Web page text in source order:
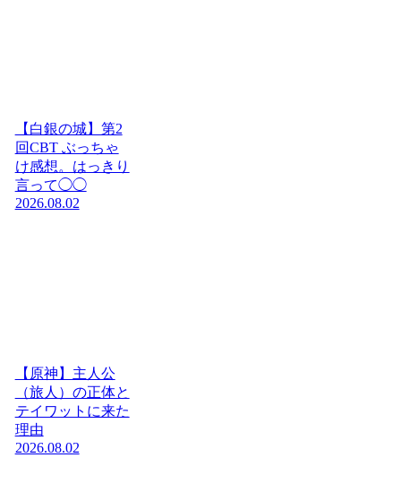
【白銀の城】第2
回CBT ぶっちゃ
け感想。はっきり
言って◯◯
2026.08.02
【原神】主人公
（旅人）の正体と
テイワットに来た
理由
2026.08.02